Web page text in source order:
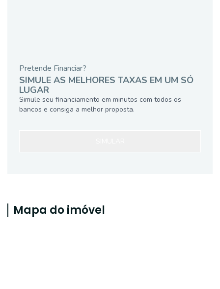
Pretende Financiar?
SIMULE AS MELHORES TAXAS EM UM SÓ
LUGAR
Simule seu financiamento em minutos com todos os
bancos e consiga a melhor proposta.
Mapa do imóvel